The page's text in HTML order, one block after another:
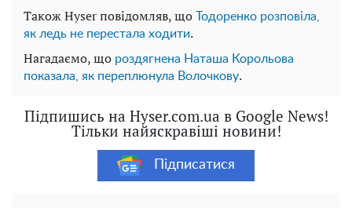
Також Hyser повідомляв, що
Тодоренко розповіла,
як ледь не перестала ходити.
Нагадаємо, що роздягнена Наташа Корольова
показала, як переплюнула Волочкову.
Підпишись на Hyser.com.ua в Google News!
Тільки найяскравіші новини!
Підписатися